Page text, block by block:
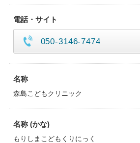
電話・サイト
050-3146-7474
名称
森島こどもクリニック
名称 (かな)
もりしまこどもくりにっく